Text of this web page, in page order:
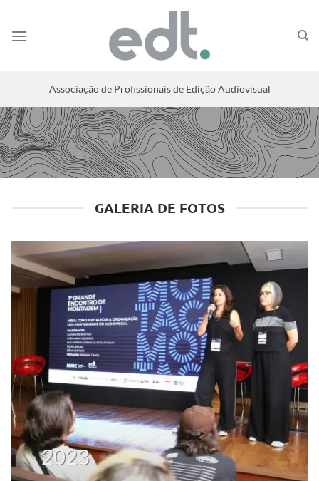
Associação de Profissionais de Edição Audiovisual
GALERIA DE FOTOS
2023